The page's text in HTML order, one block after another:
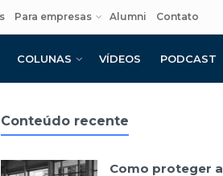
Para empresas Alumni Contato
COLUNAS VÍDEOS PODCAST
Conteúdo recente
Como proteger a